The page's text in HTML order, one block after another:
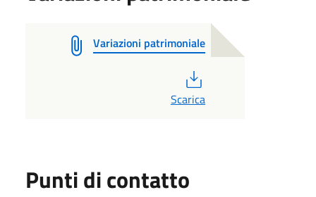
Variazioni patrimoniale
Scarica
Punti di contatto